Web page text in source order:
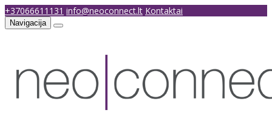
+37066611131 info@neoconnect.lt Kontaktai
Navigacija